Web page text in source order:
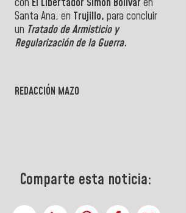
con El Libertador Simón Bolívar en
Santa Ana, en Trujillo, para concluir
un Tratado de Armisticio y
Regularización de la Guerra.
REDACCIÓN MAZO
Comparte esta noticia: